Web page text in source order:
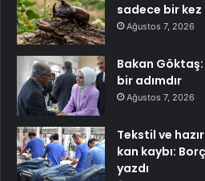
sadece bir
Ağustos 7, 2026
Bakan
bir adımdır
Ağustos 7, 2026
Tekstil ve
kan kaybı:
yazdı